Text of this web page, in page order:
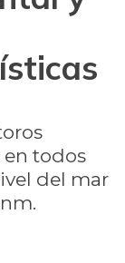
todos
del mar